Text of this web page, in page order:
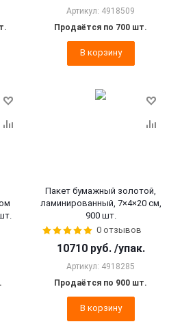
Артикул: 4918509
Продаётся по 700 шт.
В корзину
Пакет бумажный золотой,
ламинированный, 7×4×20 см,
900 шт.
0 отзывов
10710 руб. /упак.
Артикул: 4918285
Продаётся по 900 шт.
В корзину